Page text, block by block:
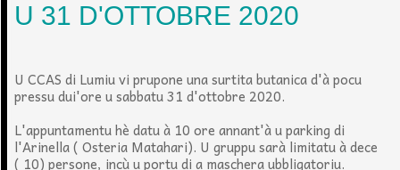
U 31 D'OTTOBRE 2020
U CCAS di Lumiu vi prupone una surtita butanica d'à pocu
pressu dui'ore u sabbatu 31 d'ottobre 2020.
L'appuntamentu hè datu à 10 ore annant'à u parking di
l'Arinella ( Osteria Matahari). U gruppu sarà limitatu à dece
( 10) persone, incù u portu di a maschera ubbligatoriu.